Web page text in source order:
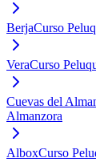
BerjaCurso
VeraCurso
Cuevas del
Almanzora
AlboxCurso